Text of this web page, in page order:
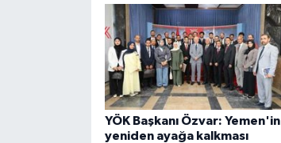
YÖK Başkanı Özvar: Yemen'in
yeniden ayağa kalkması